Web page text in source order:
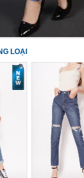
LOẠI